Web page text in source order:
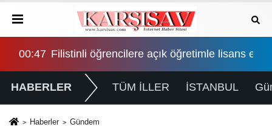
"pazarlık yok" dedi, muhalefetten
00:47 Filistinli öğrencilere açık öğretimle lisans
HABERLER TÜM İLLER İSTANBUL
Haberler Gündem